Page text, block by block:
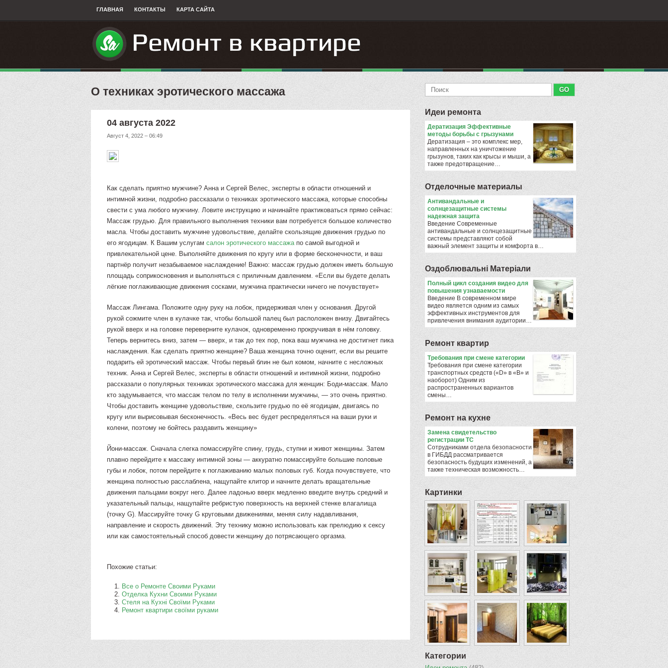
ГЛАВНАЯ КОНТАКТЫ КАРТА САЙТА
О техниках эротического массажа
04 августа 2022
Август 4, 2022 – 06:49
Как сделать приятно мужчине? Анна и Сергей Велес, эксперты в области отношений и
интимной жизни, подробно рассказали о техниках эротического массажа, которые способны
свести с ума любого мужчину. Ловите инструкцию и начинайте практиковаться прямо сейчас:
Массаж грудью. Для правильного выполнения техники вам потребуется большое количество
масла. Чтобы доставить мужчине удовольствие, делайте скользящие движения грудью по
его ягодицам. К Вашим услугамсалон эротического массажапо самой выгодной и
привлекательной цене. Выполняйте движения по кругу или в форме бесконечности, и ваш
партнёр получит незабываемое наслаждение! Важно: массаж грудью должен иметь большую
площадь соприкосновения и выполняться с приличным давлением. «Если вы будете делать
лёгкие поглаживающие движения сосками, мужчина практически ничего не почувствует»
Массаж Лингама. Положите одну руку на лобок, придерживая член у основания. Другой
рукой сожмите член в кулачке так, чтобы большой палец был расположен внизу. Двигайтесь
рукой вверх и на головке переверните кулачок, одновременно прокручивая в нём головку.
Теперь вернитесь вниз, затем — вверх, и так до тех пор, пока ваш мужчина не достигнет пика
наслаждения. Как сделать приятно женщине? Ваша женщина точно оценит, если вы решите
подарить ей эротический массаж. Чтобы первый блин не был комом, начните с несложных
техник. Анна и Сергей Велес, эксперты в области отношений и интимной жизни, подробно
рассказали о популярных техниках эротического массажа для женщин: Боди-массаж. Мало
кто задумывается, что массаж телом по телу в исполнении мужчины, — это очень приятно.
Чтобы доставить женщине удовольствие, скользите грудью по её ягодицам, двигаясь по
кругу или вырисовывая бесконечность. «Весь вес будет респределяться на ваши руки и
колени, поэтому не бойтесь раздавить женщину»
Йони-массаж. Сначала слегка помассируйте спину, грудь, ступни и живот женщины. Затем
плавно перейдите к массажу интимной зоны — аккуратно помассируйте большие половые
губы и лобок, потом перейдите к поглаживанию малых половых губ. Когда почувствуете, что
женщина полностью расслаблена, нащупайте клитор и начните делать вращательные
движения пальцами вокруг него. Далее ладонью вверх медленно введите внутрь средний и
указательный пальцы, нащупайте ребристую поверхность на верхней стенке влагалища
(точку G). Массируйте точку G круговыми движениями, меняя силу надавливания,
направление и скорость движений. Эту технику можно использовать как прелюдию к сексу
или как самостоятельный способ довести женщину до потрясающего оргазма.
Похожие статьи:
Все о Ремонте Своими Руками
Отделка Кухни Своими Руками
Стеля на Кухні Своїми Руками
Ремонт квартири своїми руками
Идеи ремонта
Дератизация Эффективные
методы борьбы с грызунами
Дератизация – это комплекс мер,
направленных на уничтожение
грызунов, таких как крысы и мыши, а
также предотвращение…
Отделочные материалы
Антивандальные и
солнцезащитные системы
надежная защита
Введение Современные
антивандальные и солнцезащитные
системы представляют собой
важный элемент защиты и комфорта в…
Оздоблювальнi Матерiали
Полный цикл создания видео для
повышения узнаваемости
Введение В современном мире
видео является одним из самых
эффективных инструментов для
привлечения внимания аудитории…
Ремонт квартир
​Требования при смене категории
Требования при смене категории
транспортных средств («D» в «B» и
наоборот) Одним из
распространенных вариантов
смены…
Ремонт на кухне
Замена свидетельство
регистрации ТС
Сотрудниками отдела безопасности
в ГИБДД рассматривается
безопасность будущих изменений, а
также техническая возможность…
Картинки
Категории